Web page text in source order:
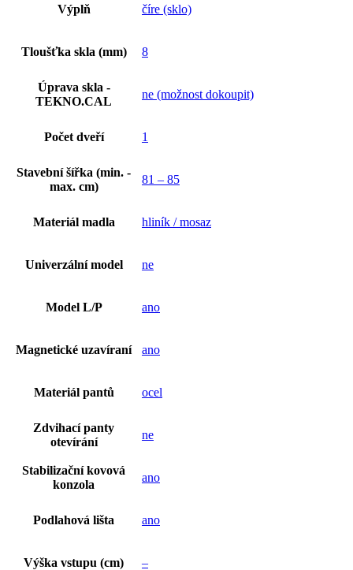
Výplň číre (sklo)
Tloušťka skla (mm) 8
Úprava skla -
TEKNO.CAL
ne (možnost dokoupit)
Počet dveří 1
Stavební šířka (min. -
max. cm)
81 – 85
Materiál madla hliník / mosaz
Univerzální model ne
Model L/P ano
Magnetické uzavíraní ano
Materiál pantů ocel
Zdvihací panty
otevírání
ne
Stabilizační kovová
konzola
ano
Podlahová lišta ano
Výška vstupu (cm) –